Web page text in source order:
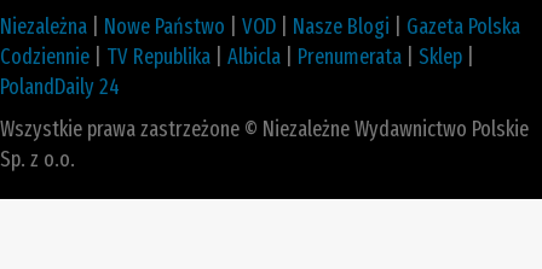
Niezależna
Nowe Państwo VOD Nasze Blogi
Gazeta Polska
Codziennie
TV Republika Albicla Prenumerata Sklep
PolandDaily 24
Wszystkie prawa zastrzeżone © Niezależne Wydawnictwo Polskie
Sp. z o.o.